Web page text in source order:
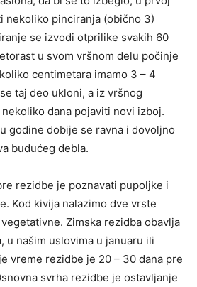
nekoliko pinciranja (obično 3)
se izvodi otprilike svakih 60
u svom vršnom delu počinje
centi­metara imamo 3 – 4
taj deo ukloni, a iz vršnog
dana pojaviti novi izboj.
godine dobije se ravna i dovoljno
budućeg debla.
rezidbe je poznavati pupoljke i
Kod kivija nalazimo dve vrste
Zimska rezidba obavlja
u našim uslovima u januaru ili
vreme rezidbe je 20 – 30 dana pre
svrha rezidbe je ostavljanje